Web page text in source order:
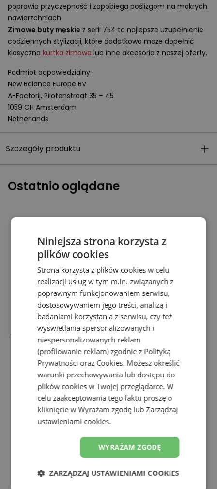
poprawia przyczepność i zapobiega poślizgom na mokrych
nawierzchniach.
Zimowe buty męskie z serii 754 to najlepsze uzupełnienie
codziennych stylizacji, które dodatkowo może dopełnić
klasyczna kurtka zimowa lub inne akcesoria z naszej oferty.
Podmiot odpowiedzialny:
New Balance Europe BV
A-Factorij, Pilotenstraat 35 – 45
1059 CH Amsterdam
Netherlands
Szczegóły produktu
Ostatnio oglądane
Buty zimowe męskie New Balance H754KR - czarne
Niniejsza strona korzysta z
plików cookies
Strona korzysta z plików cookies w celu
realizacji usług w tym m.in. związanych z
poprawnym funkcjonowaniem serwisu,
dostosowywaniem jego treści, analizą i
badaniami korzystania z serwisu, czy też
wyświetlania spersonalizowanych i
niespersonalizowanych reklam
(profilowanie reklam) zgodnie z Polityką
Prywatności oraz Cookies. Możesz określić
warunki przechowywania lub dostępu do
plików cookies w Twojej przeglądarce. W
celu zaakceptowania tego faktu proszę o
kliknięcie w Wyrażam zgodę lub Zarządzaj
ustawieniami cookies.
WYRAŻAM ZGODĘ
ZARZĄDZAJ USTAWIENIAMI COOKIES